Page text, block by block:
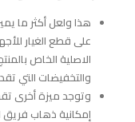
هذا ولعل أكثر ما
على قطع الغيار
الاصلية الخاص
والتخفيضات التي
وتوجد ميزة أخرى
إمكانية ذهاب فريق